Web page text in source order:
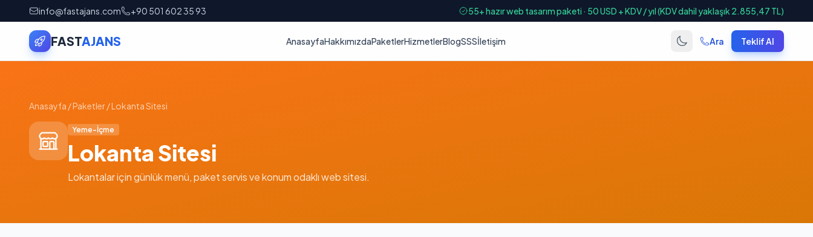
info@fastajans.com +90 501 602 35 93 55+ hazır web tasarım paketi · 50 USD + KDV / yıl (KDV dahil yaklaşık 2.855,47 TL)
FASTAJANS AnasayfaHakkımızdaPaketlerHizmetlerBlogSSSİletişim Ara Teklif Al
Anasayfa /Paketler/Lokanta Sitesi
Yeme-İçme
Lokanta Sitesi
Lokantalar için günlük menü, paket servis ve konum odaklı web sitesi.